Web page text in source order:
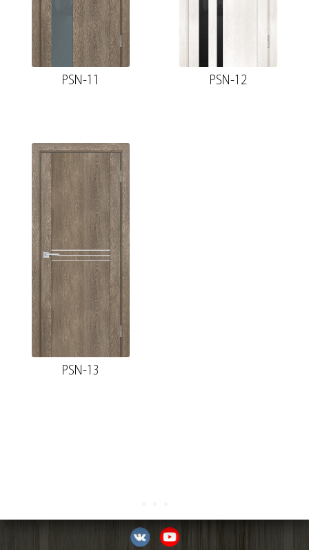
PSN-11 PSN-12
PSN-13